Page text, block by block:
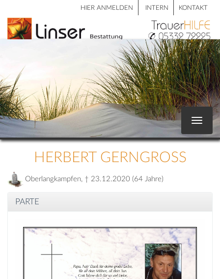
HIER ANMELDEN INTERN KONTAKT
Toggle
HERBERT GERNGROSS
Oberlangkampfen, † 23.12.2020 (64 Jahre)
PARTE